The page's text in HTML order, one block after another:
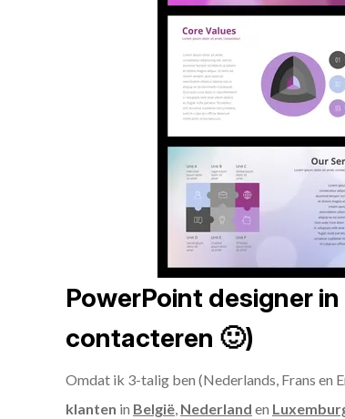
PowerPoint designer
contacteren 🙂)
Omdat ik 3-talig ben (Nederlands, Frans en
klanten in België, Nederland en